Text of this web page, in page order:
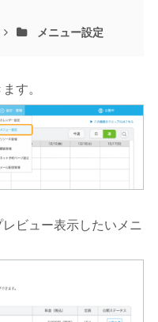
メニュー設定
す。
ビュー表示したいメニ